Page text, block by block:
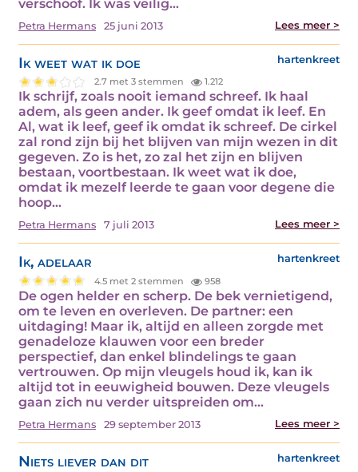
verschoof. Ik was veilig…
Petra Hermans 25 juni 2013 Lees meer >
Ik weet wat ik doe hartenkreet
2.7 met 3 stemmen 1.212
Ik schrijf, zoals nooit iemand schreef. Ik haal
adem, als geen ander. Ik geef omdat ik leef. En
Al, wat ik leef, geef ik omdat ik schreef. De cirkel
zal rond zijn bij het blijven van mijn wezen in dit
gegeven. Zo is het, zo zal het zijn en blijven
bestaan, voortbestaan. Ik weet wat ik doe,
omdat ik mezelf leerde te gaan voor degene die
hoop…
Petra Hermans 7 juli 2013 Lees meer >
Ik, adelaar hartenkreet
4.5 met 2 stemmen 958
De ogen helder en scherp. De bek vernietigend,
om te leven en overleven. De partner: een
uitdaging! Maar ik, altijd en alleen zorgde met
genadeloze klauwen voor een breder
perspectief, dan enkel blindelings te gaan
vertrouwen. Op mijn vleugels houd ik, kan ik
altijd tot in eeuwigheid bouwen. Deze vleugels
gaan zich nu verder uitspreiden om…
Petra Hermans 29 september 2013 Lees meer >
Niets liever dan dit hartenkreet